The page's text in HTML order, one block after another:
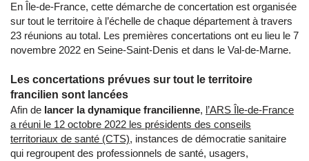
En Île-de-France, cette démarche de concertation est organisée
sur tout le territoire à l’échelle de chaque département à travers
23 réunions au total. Les premières concertations ont eu lieu le 7
novembre 2022 en Seine-Saint-Denis et dans le Val-de-Marne.
Les concertations prévues sur tout le territoire
francilien sont lancées
Afin de lancer la dynamique francilienne, l’ARS Île-de-France
a réuni le 12 octobre 2022 les présidents des conseils
territoriaux de santé (CTS), instances de démocratie sanitaire
qui regroupent des professionnels de santé, usagers,